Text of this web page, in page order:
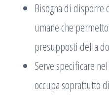
Bisogna di disporre
umane che
presupposti della
Serve specificare
occupa soprattutto